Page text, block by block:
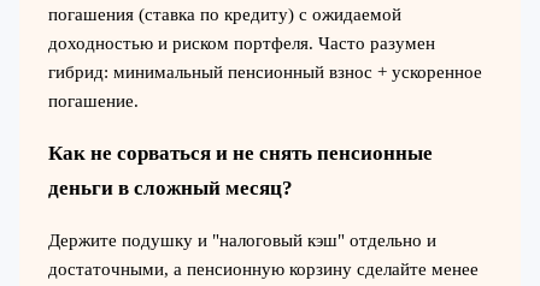
погашения (ставка по кредиту) с ожидаемой
доходностью и риском портфеля. Часто разумен
гибрид: минимальный пенсионный взнос + ускоренное
погашение.
Как не сорваться и не снять пенсионные
деньги в сложный месяц?
Держите подушку и "налоговый кэш" отдельно и
достаточными, а пенсионную корзину сделайте менее